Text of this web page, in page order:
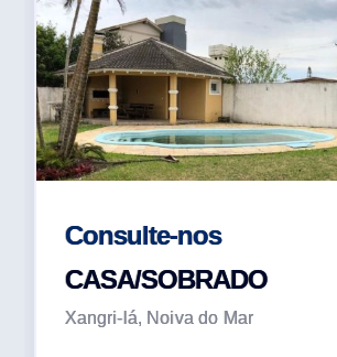
Consulte-nos
CASA/SOBRADO
Xangri-lá, Noiva do Mar